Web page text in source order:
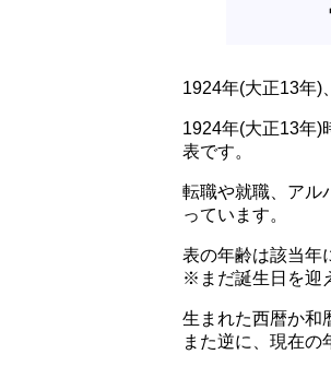
1924年(大正13年)
1924年(大正13年)
表です。
転職や就職、アル
っています。
表の年齢は該当年
※まだ誕生日を迎
生まれた西暦か和
また逆に、現在の